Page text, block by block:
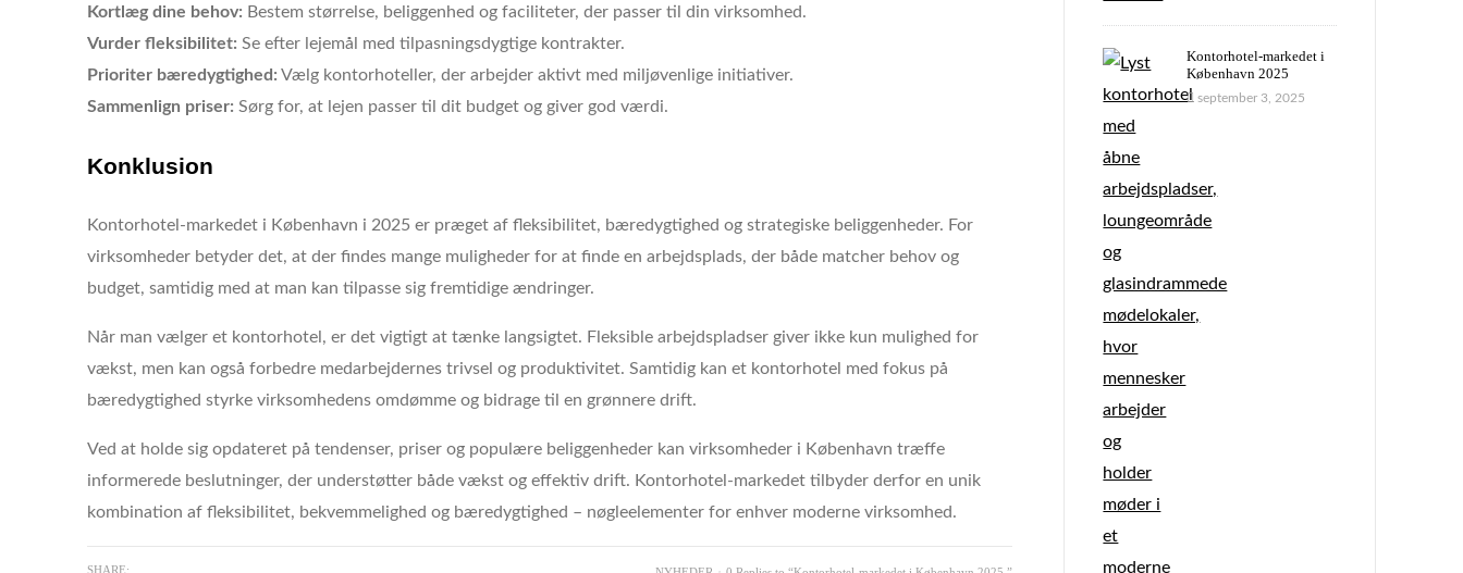
Kortlæg dine behov: Bestem størrelse, beliggenhed og faciliteter, der passer til din virksomhed.
Vurder fleksibilitet: Se efter lejemål med tilpasningsdygtige kontrakter.
Prioriter bæredygtighed: Vælg kontorhoteller, der arbejder aktivt med miljøvenlige initiativer.
Sammenlign priser: Sørg for, at lejen passer til dit budget og giver god værdi.
Konklusion
Kontorhotel-markedet i København i 2025 er præget af fleksibilitet, bæredygtighed og strategiske beliggenheder. For
virksomheder betyder det, at der findes mange muligheder for at finde en arbejdsplads, der både matcher behov og
budget, samtidig med at man kan tilpasse sig fremtidige ændringer.
Når man vælger et kontorhotel, er det vigtigt at tænke langsigtet. Fleksible arbejdspladser giver ikke kun mulighed for
vækst, men kan også forbedre medarbejdernes trivsel og produktivitet. Samtidig kan et kontorhotel med fokus på
bæredygtighed styrke virksomhedens omdømme og bidrage til en grønnere drift.
Ved at holde sig opdateret på tendenser, priser og populære beliggenheder kan virksomheder i København træffe
informerede beslutninger, der understøtter både vækst og effektiv drift. Kontorhotel-markedet tilbyder derfor en unik
kombination af fleksibilitet, bekvemmelighed og bæredygtighed – nøgleelementer for enhver moderne virksomhed.
SHARE:
Kontorhotel-markedet i
København 2025
september 3, 2025